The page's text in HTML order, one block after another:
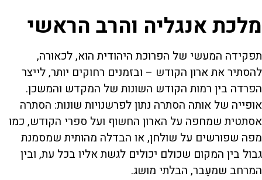
מלכת אנגליה והרב הראשי
תפקידה המעשי של הפרוכת היהודית הוא, לכאורה,
להסתיר את ארון הקודש – ובזמנים רחוקים יותר, לייצר
הפרדה בין רמות הקודש השונות של המקדש והמשכן.
אופייה של אותה הסתרה נתון לפרשנויות שונות: הסתרה
אסתטית שמחפה על הארון החשוף ועל ספרי הקודש, כמו
מפה שפורשים על שולחן, או הבדלה מהותית שמסמנת
גבול בין המקום שכולם יכולים לגשת אליו בכל עת, ובין
המרחב שמעֵבר, הבלתי מושג.